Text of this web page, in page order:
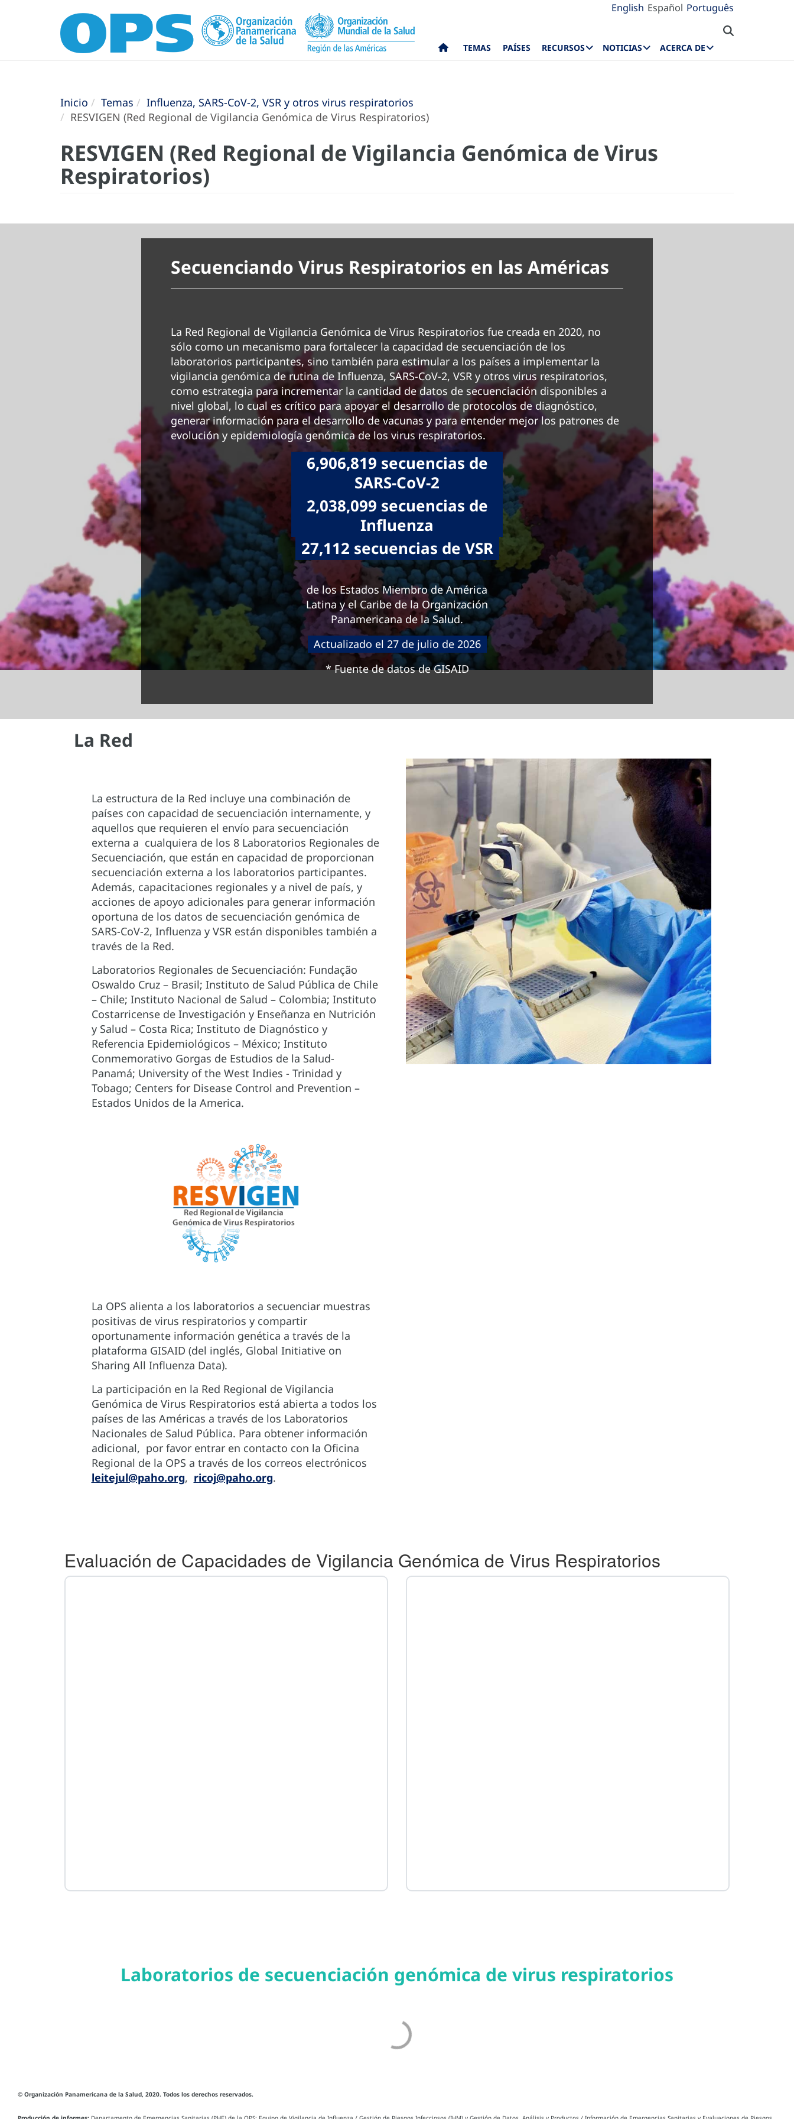
English Español Português
TEMAS PAÍSES RECURSOS NOTICIAS ACERCA DE
Inicio Temas
Influenza, SARS-CoV-2, VSR y otros virus respiratorios
RESVIGEN (Red Regional de Vigilancia Genómica de Virus Respiratorios)
RESVIGEN (Red Regional de Vigilancia Genómica de Virus
Respiratorios)
Secuenciando Virus Respiratorios en las Américas
La Red Regional de Vigilancia Genómica de Virus Respiratorios fue creada en 2020, no
sólo como un mecanismo para fortalecer la capacidad de secuenciación de los
laboratorios participantes, sino también para estimular a los países a implementar la
vigilancia genómica de rutina de Influenza, SARS-CoV-2, VSR y otros virus respiratorios,
como estrategia para incrementar la cantidad de datos de secuenciación disponibles a
nivel global, lo cual es crítico para apoyar el desarrollo de protocolos de diagnóstico,
generar información para el desarrollo de vacunas y para entender mejor los patrones de
evolución y epidemiología genómica de los virus respiratorios.
6,906,819 secuencias de
SARS-CoV-2
2,038,099 secuencias de
Influenza
27,112 secuencias de VSR
de los Estados Miembro de América
Latina y el Caribe de la Organización
Panamericana de la Salud.
Actualizado el 27 de julio de 2026
* Fuente de datos de GISAID
La Red
La estructura de la Red incluye una combinación de
países con capacidad de secuenciación internamente, y
aquellos que requieren el envío para secuenciación
externa a cualquiera de los 8 Laboratorios Regionales de
Secuenciación, que están en capacidad de proporcionan
secuenciación externa a los laboratorios participantes.
Además, capacitaciones regionales y a nivel de país, y
acciones de apoyo adicionales para generar información
oportuna de los datos de secuenciación genómica de
SARS-CoV-2, Influenza y VSR están disponibles también a
través de la Red.
Laboratorios Regionales de Secuenciación: Fundação
Oswaldo Cruz – Brasil; Instituto de Salud Pública de Chile
– Chile; Instituto Nacional de Salud – Colombia; Instituto
Costarricense de Investigación y Enseñanza en Nutrición
y Salud – Costa Rica; Instituto de Diagnóstico y
Referencia Epidemiológicos – México; Instituto
Conmemorativo Gorgas de Estudios de la Salud-
Panamá; University of the West Indies - Trinidad y
Tobago; Centers for Disease Control and Prevention –
Estados Unidos de la America.
La OPS alienta a los laboratorios a secuenciar muestras
positivas de virus respiratorios y compartir
oportunamente información genética a través de la
plataforma GISAID (del inglés, Global Initiative on
Sharing All Influenza Data).
La participación en la Red Regional de Vigilancia
Genómica de Virus Respiratorios está abierta a todos los
países de las Américas a través de los Laboratorios
Nacionales de Salud Pública. Para obtener información
adicional, por favor entrar en contacto con la Oficina
Regional de la OPS a través de los correos electrónicos
leitejul@paho.org, ricoj@paho.org.
Laboratorios de secuenciación genómica de virus respiratorios
© Organización Panamericana de la Salud, 2020. Todos los derechos reservados.